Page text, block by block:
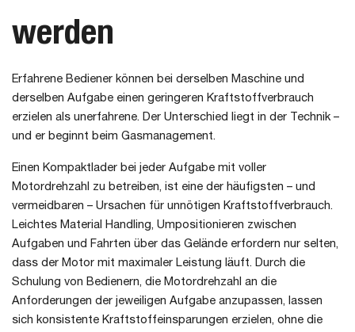
werden
Erfahrene Bediener können bei derselben Maschine und
derselben Aufgabe einen geringeren Kraftstoffverbrauch
erzielen als unerfahrene. Der Unterschied liegt in der Technik –
und er beginnt beim Gasmanagement.
Einen Kompaktlader bei jeder Aufgabe mit voller
Motordrehzahl zu betreiben, ist eine der häufigsten – und
vermeidbaren – Ursachen für unnötigen Kraftstoffverbrauch.
Leichtes Material Handling, Umpositionieren zwischen
Aufgaben und Fahrten über das Gelände erfordern nur selten,
dass der Motor mit maximaler Leistung läuft. Durch die
Schulung von Bedienern, die Motordrehzahl an die
Anforderungen der jeweiligen Aufgabe anzupassen, lassen
sich konsistente Kraftstoffeinsparungen erzielen, ohne die